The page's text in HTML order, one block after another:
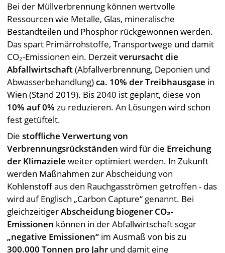
Bei der Müllverbrennung können wertvolle
Ressourcen wie Metalle, Glas, mineralische
Bestandteilen und Phosphor rückgewonnen werden.
Das spart Primärrohstoffe, Transportwege und damit
CO₂-Emissionen ein. Derzeitverursacht die
Abfallwirtschaft(Abfallverbrennung, Deponien und
Abwasserbehandlung)ca. 10% der Treibhausgase in
Wien (Stand 2019). Bis 2040 ist geplant, diese von
10% auf 0%zu reduzieren. An Lösungen wird schon
fest getüftelt.
Diestoffliche Verwertung von
Verbrennungsrückständenwird für die Erreichung
der Klimaziele weiter optimiert werden. In Zukunft
werden Maßnahmen zur Abscheidung von
Kohlenstoff aus den Rauchgasströmen getroffen - das
wird auf Englisch „Carbon Capture“ genannt. Bei
gleichzeitigerAbscheidung biogener CO₂-
Emissionen können in der Abfallwirtschaft sogar
„negative Emissionen“ im Ausmaß von bis zu
300.000 Tonnen pro Jahr und damit eine